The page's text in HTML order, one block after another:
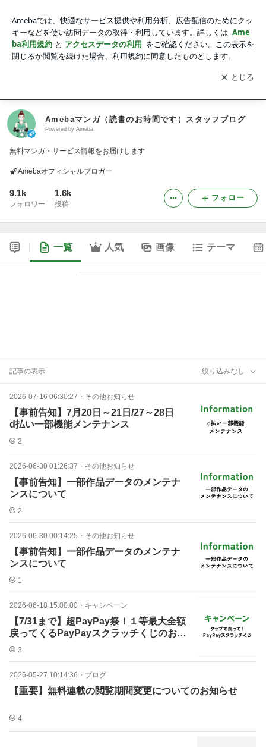
アプリをダウンロードして ブログの更新通知
を受け取りまし
ょう。
開く
Amebaマンガ（読書のお時間です）スタッフブログ
Powered by Ameba
無料マンガ・サービス情報をお届けします
Amebaオフィシャルブロガー
9.1k
フォロワー
1.6k
投稿
フォロー
一覧 人気 画像 テーマ
記事の表示 絞り込みなし
2026-07-16 06:30:27 ・ その他お知らせ
【事前告知】7月20日～21日/27～28日
d払い一部機能メンテナンス
2
2026-06-30 01:26:37 ・ その他お知らせ
【事前告知】一部作品データのメンテナ
ンスについて
2
2026-06-30 00:14:25 ・ その他お知らせ
【事前告知】一部作品データのメンテナ
ンスについて
1
2026-06-18 15:00:00 ・ キャンペーン
【7/31まで】超PayPay祭！１等最大全額
戻ってくるPayPayスクラッチくじのお知
らせ
3
2026-05-27 10:14:36 ・ ブログ
【重要】無料連載の閲覧期間変更についてのお知らせ
4